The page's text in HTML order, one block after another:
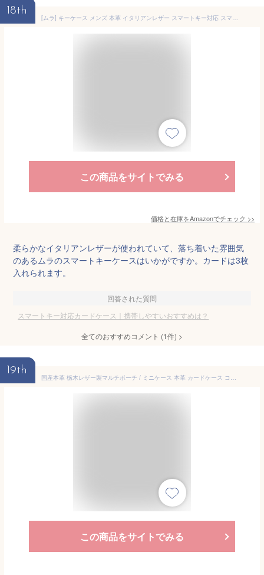
18th
[ムラ] キーケース メンズ 本革 イタリアンレザー スマートキー対応 スマートキーケース
この商品をサイトでみる
価格と在庫をAmazonでチェック >>
柔らかなイタリアンレザーが使われていて、落ち着いた雰囲気
のあるムラのスマートキーケースはいかがですか。カードは3枚
入れられます。
回答された質問
スマートキー対応カードケース｜携帯しやすいおすすめは？
全てのおすすめコメント (1件) >
19th
国産本革 栃木レザー製マルチポーチ / ミニケース 本革 カードケース コインケース スマートキー ETC ドライブ 通勤 愛車 鍵 車 キャンプ ガジェット入れ ベルトポーチ リング バッグインバッグ
この商品をサイトでみる